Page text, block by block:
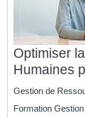
Optimiser
Humaines
Gestion de
Formation